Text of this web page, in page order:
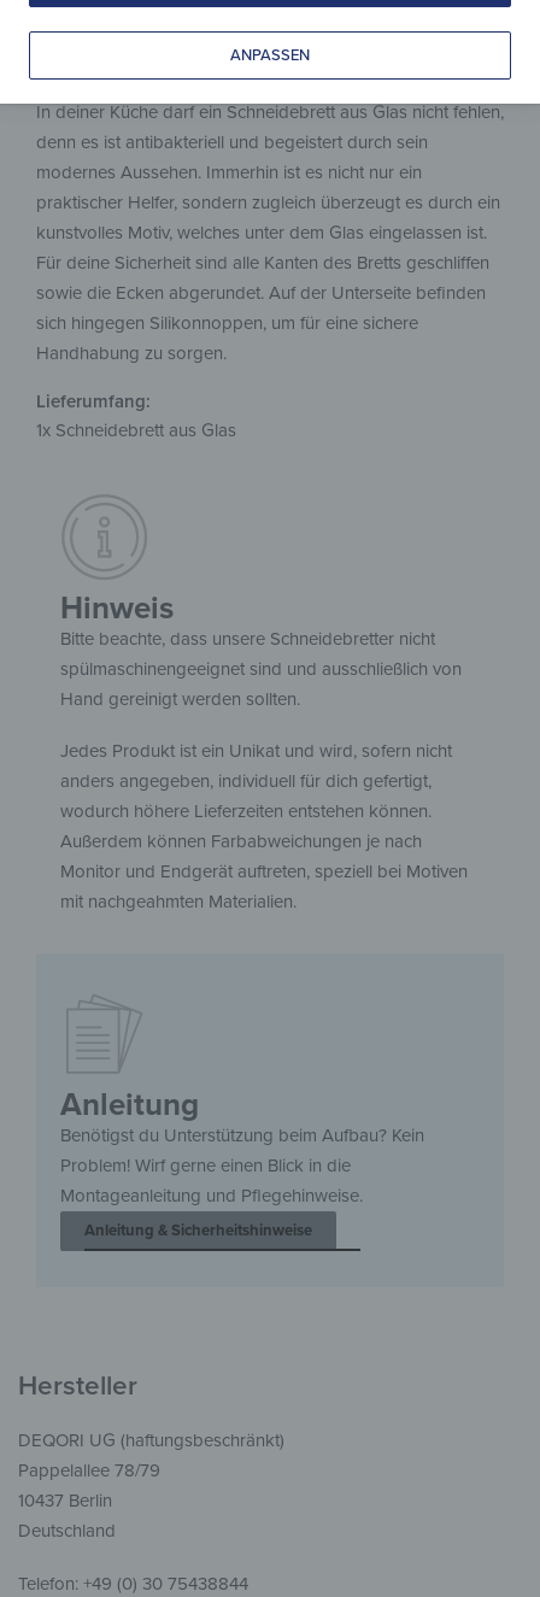
Entscheide dich jetzt für dein Modell!
In deiner Küche darf ein Schneidebrett aus Glas nicht fehlen,
denn es ist antibakteriell und begeistert durch sein
modernes Aussehen. Immerhin ist es nicht nur ein
praktischer Helfer, sondern zugleich überzeugt es durch ein
kunstvolles Motiv, welches unter dem Glas eingelassen ist.
Für deine Sicherheit sind alle Kanten des Bretts geschliffen
sowie die Ecken abgerundet. Auf der Unterseite befinden
sich hingegen Silikonnoppen, um für eine sichere
Handhabung zu sorgen.
Lieferumfang:
1x Schneidebrett aus Glas
Anleitung
Benötigst du Unterstützung beim Aufbau? Kein
Problem! Wirf gerne einen Blick in die
Montageanleitung und Pflegehinweise.
Anleitung & Sicherheitshinweise
Hinweis
Bitte beachte, dass unsere Schneidebretter nicht
spülmaschinengeeignet sind und ausschließlich von
Hand gereinigt werden sollten.
Jedes Produkt ist ein Unikat und wird, sofern nicht
anders angegeben, individuell für dich gefertigt,
wodurch höhere Lieferzeiten entstehen können.
Außerdem können Farbabweichungen je nach
Monitor und Endgerät auftreten, speziell bei Motiven
mit nachgeahmten Materialien.
Hersteller
DEQORI UG (haftungsbeschränkt)
Pappelallee 78/79
10437 Berlin
Deutschland
Telefon: +49 (0) 30 75438844
ANPASSEN